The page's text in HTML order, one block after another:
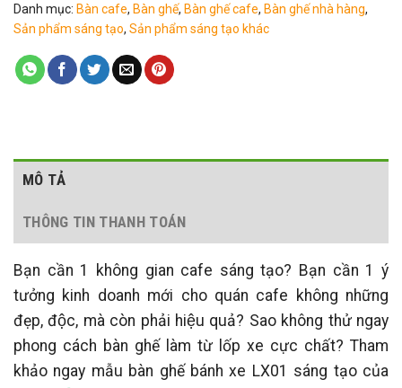
Danh mục: Bàn cafe, Bàn ghế, Bàn ghế cafe, Bàn ghế nhà hàng,
Sản phẩm sáng tạo, Sản phẩm sáng tạo khác
MÔ TẢ
THÔNG TIN THANH TOÁN
Bạn cần 1 không gian cafe sáng tạo? Bạn cần 1 ý
tưởng kinh doanh mới cho quán cafe không những
đẹp, độc, mà còn phải hiệu quả? Sao không thử ngay
phong cách bàn ghế làm từ lốp xe cực chất? Tham
khảo ngay mẫu bàn ghế bánh xe LX01 sáng tạo của